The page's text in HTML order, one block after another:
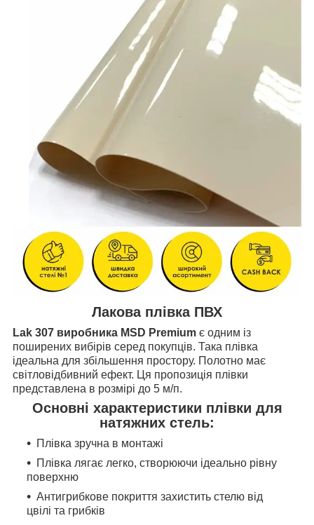
Лакова плівка ПВХ
Lak 307 виробника MSD Premium є одним із
поширених вибірів серед покупців. Така плівка
ідеальна для збільшення простору. Полотно має
світловідбивний ефект. Ця пропозиція плівки
представлена в розмірі до 5 м/п.
Основні характеристики плівки для
натяжних стель:
Плівка зручна в монтажі
Плівка лягає легко, створюючи ідеально рівну
поверхню
Антигрибкове покриття захистить стелю від
цвілі та грибків